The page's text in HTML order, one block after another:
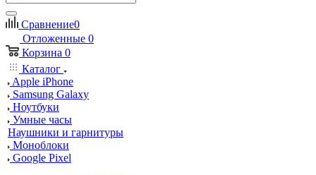
Сравнение0
Отложенные 0
Корзина 0
Каталог
Apple iPhone
Samsung Galaxy
Ноутбуки
Умные часы
Наушники и гарнитуры
Моноблоки
Google Pixel